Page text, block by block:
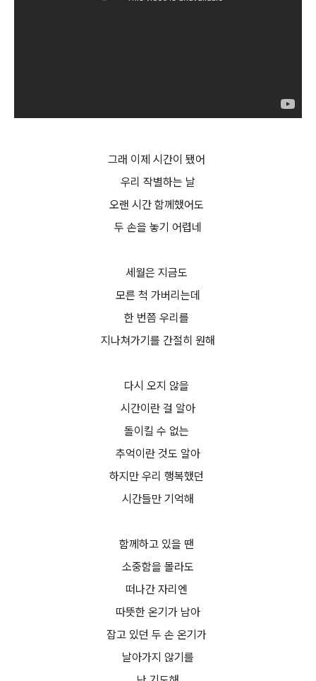
그래 이제 시간이 됐어
우리 작별하는 날
오랜 시간 함께했어도
두 손을 놓기 어렵네
세월은 지금도
모른 척 가버리는데
한 번쯤 우리를
지나쳐가기를 간절히 원해
다시 오지 않을
시간이란 걸 알아
돌이킬 수 없는
추억이란 것도 알아
하지만 우리 행복했던
시간들만 기억해
함께하고 있을 땐
소중함을 몰라도
떠나간 자리엔
따뜻한 온기가 남아
잡고 있던 두 손 온기가
날아가지 않기를